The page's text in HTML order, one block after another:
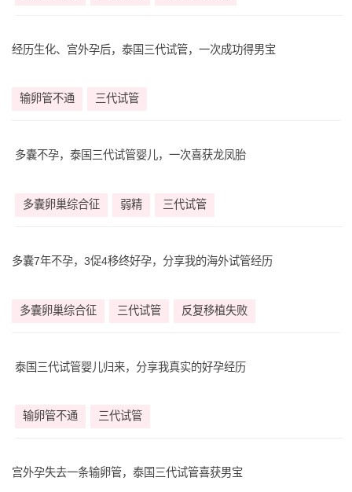
经历生化、宫外孕后，泰国三代试管，一次成功得男宝
输卵管不通 三代试管
多囊不孕，泰国三代试管婴儿，一次喜获龙凤胎
多囊卵巢综合征 弱精 三代试管
多囊7年不孕，3促4移终好孕，分享我的海外试管经历
多囊卵巢综合征 三代试管 反复移植失败
泰国三代试管婴儿归来，分享我真实的好孕经历
输卵管不通 三代试管
宫外孕失去一条输卵管，泰国三代试管喜获男宝